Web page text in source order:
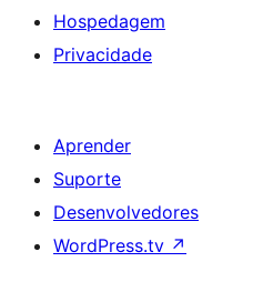
Hospedagem
Privacidade
Aprender
Suporte
Desenvolvedores
WordPress.tv ↗